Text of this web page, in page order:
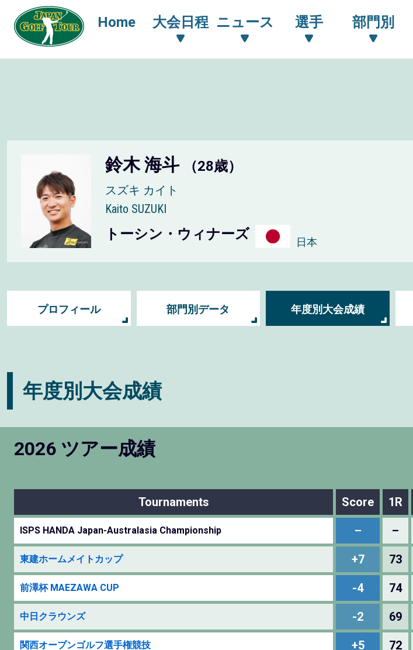
Home 大会日程 ニュース 選手 部門別
鈴木 海斗 （28歳）
スズキ カイト
Kaito SUZUKI
トーシン・ウィナーズ 日本
プロフィール 部門別データ 年度別大会成績
年度別大会成績
2026 ツアー成績
Tournaments Score 1R
ISPS HANDA Japan-Australasia Championship – –
東建ホームメイトカップ +7 73
前澤杯 MAEZAWA CUP -4 74
中日クラウンズ -2 69
関西オープンゴルフ選手権競技 +5 72